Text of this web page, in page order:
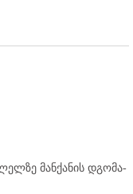
მანქანის დგომა-